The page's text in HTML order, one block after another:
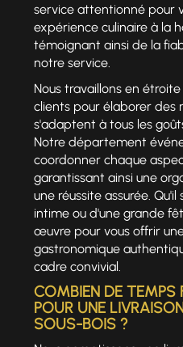
service attentionné pour
expérience culinaire à la
témoignant ainsi de la
notre service.
Nous travaillons en
clients pour élaborer des
s'adaptent à tous les
Notre département
coordonner chaque
garantissant ainsi une
une réussite assurée.
intime ou d'une grande
œuvre pour vous offrir
gastronomique
cadre convivial.
COMBIEN DE TEMPS
POUR UNE
SOUS-BOIS ?